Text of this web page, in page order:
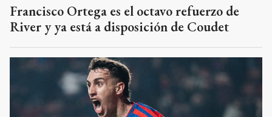
Francisco Ortega es el octavo refuerzo de
River y ya está a disposición de Coudet